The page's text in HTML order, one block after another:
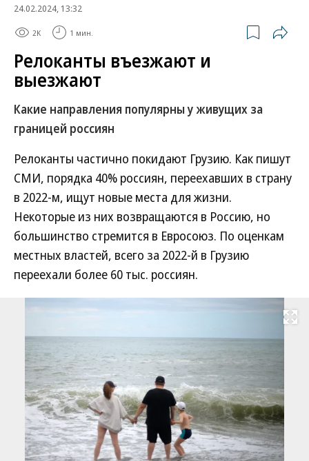
24.02.2024, 13:32
2K 1 мин.
Релоканты въезжают и
выезжают
Какие направления популярны у живущих за
границей россиян
Релоканты частично покидают Грузию. Как пишут
СМИ, порядка 40% россиян, переехавших в страну
в 2022-м, ищут новые места для жизни.
Некоторые из них возвращаются в Россию, но
большинство стремится в Евросоюз. По оценкам
местных властей, всего за 2022-й в Грузию
переехали более 60 тыс. россиян.
Развернуть